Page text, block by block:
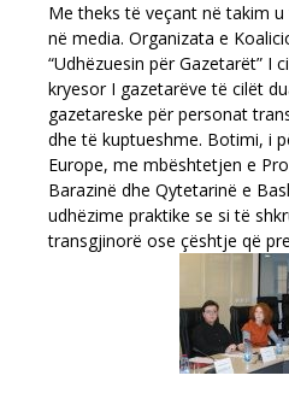
Me theks të veçant në takim
në media. Organizata e
“Udhëzuesin për Gazetarët” I
kryesor I gazetarëve të cilët
gazetareske për personat
dhe të kuptueshme. Botimi, i
Europe, me mbështetjen e
Barazinë dhe Qytetarinë e
udhëzime praktike se si të
transgjinorë ose çështje që